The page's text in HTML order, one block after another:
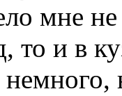
мне
то и в